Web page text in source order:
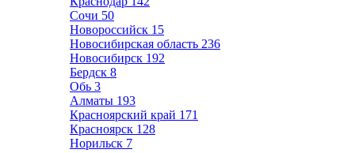
Сочи 50
Новороссийск 15
Новосибирская область 236
Новосибирск 192
Бердск 8
Обь 3
Алматы 193
Красноярский край 171
Красноярск 128
Норильск 7